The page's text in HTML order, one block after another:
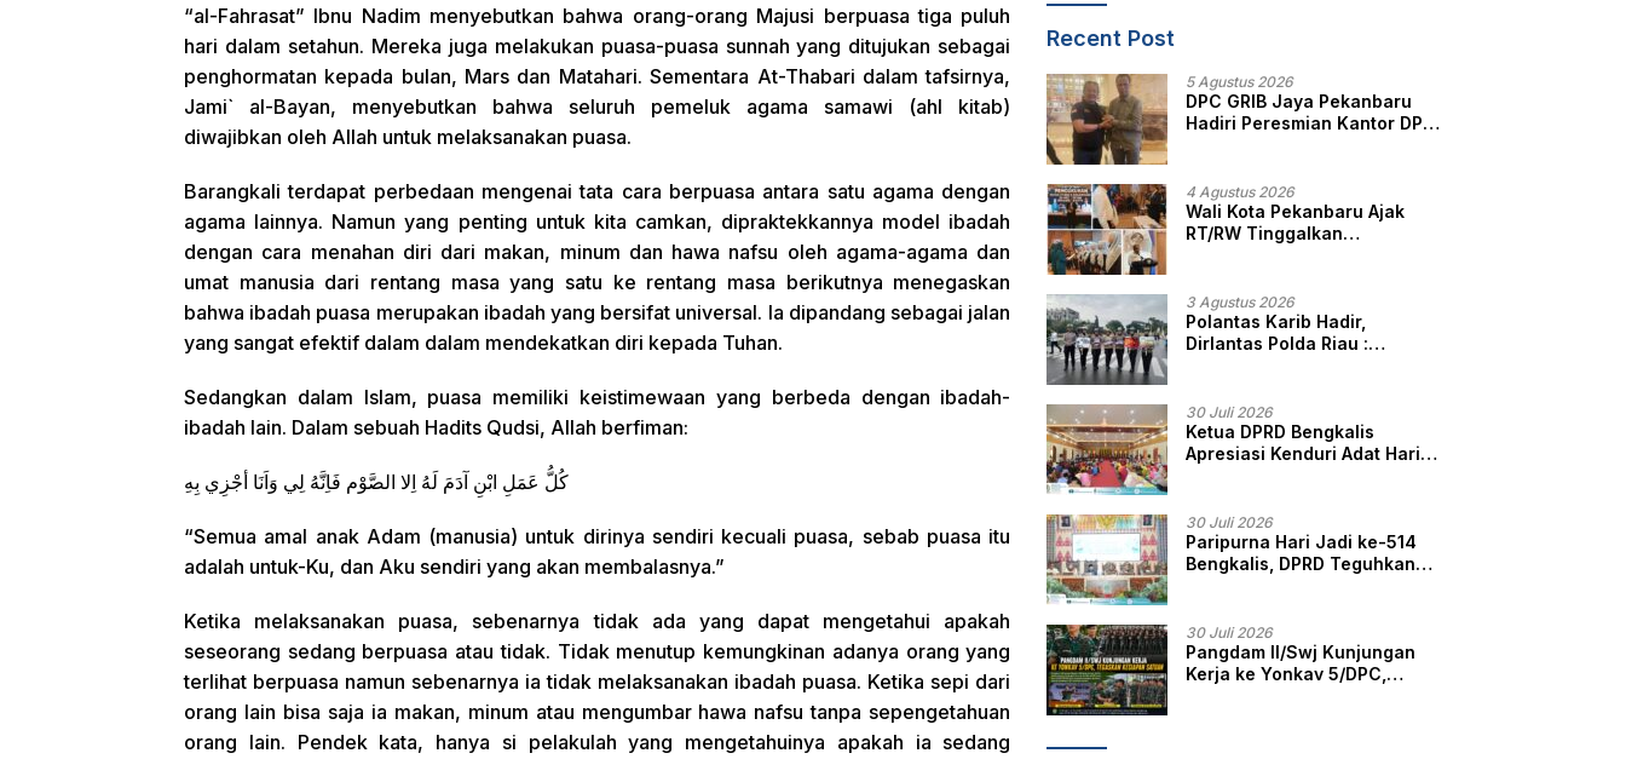
“al-Fahrasat” Ibnu Nadim menyebutkan bahwa orang-orang Majusi berpuasa tiga puluh
hari dalam setahun. Mereka juga melakukan puasa-puasa sunnah yang ditujukan sebagai
penghormatan kepada bulan, Mars dan Matahari. Sementara At-Thabari dalam tafsirnya,
Jami` al-Bayan, menyebutkan bahwa seluruh pemeluk agama samawi (ahl kitab)
diwajibkan oleh Allah untuk melaksanakan puasa.
Barangkali terdapat perbedaan mengenai tata cara berpuasa antara satu agama dengan
agama lainnya. Namun yang penting untuk kita camkan, dipraktekkannya model ibadah
dengan cara menahan diri dari makan, minum dan hawa nafsu oleh agama-agama dan
umat manusia dari rentang masa yang satu ke rentang masa berikutnya menegaskan
bahwa ibadah puasa merupakan ibadah yang bersifat universal. Ia dipandang sebagai jalan
yang sangat efektif dalam dalam mendekatkan diri kepada Tuhan.
Sedangkan dalam Islam, puasa memiliki keistimewaan yang berbeda dengan ibadah-
ibadah lain. Dalam sebuah Hadits Qudsi, Allah berfiman:
كُلُّ عَمَلِ ابْنِ آدَمَ لَهُ اِلا الصَّوْم فَاِنَّهُ لِي وَاَنَا أجْزِي بِهِ
“Semua amal anak Adam (manusia) untuk dirinya sendiri kecuali puasa, sebab puasa itu
adalah untuk-Ku, dan Aku sendiri yang akan membalasnya.”
Ketika melaksanakan puasa, sebenarnya tidak ada yang dapat mengetahui apakah
seseorang sedang berpuasa atau tidak. Tidak menutup kemungkinan adanya orang yang
terlihat berpuasa namun sebenarnya ia tidak melaksanakan ibadah puasa. Ketika sepi dari
orang lain bisa saja ia makan, minum atau mengumbar hawa nafsu tanpa sepengetahuan
orang lain. Pendek kata, hanya si pelakulah yang mengetahuinya apakah ia sedang
Recent Post
5 Agustus 2026
DPC GRIB Jaya Pekanbaru
Hadiri Peresmian Kantor DPD
Pekanbaru
4 Agustus 2026
Wali Kota Pekanbaru Ajak
RT/RW Tinggalkan
3 Agustus 2026
Polantas Karib Hadir,
Dirlantas Polda Riau :
Pelayanan, Perlindungan,
dan Edukasi Kepada
Masyarakat
30 Juli 2026
Ketua DPRD Bengkalis
Apresiasi Kenduri Adat Hari
30 Juli 2026
Paripurna Hari Jadi ke-514
Bengkalis, DPRD Teguhkan
30 Juli 2026
Pangdam II/Swj Kunjungan
Kerja ke Yonkav 5/DPC,